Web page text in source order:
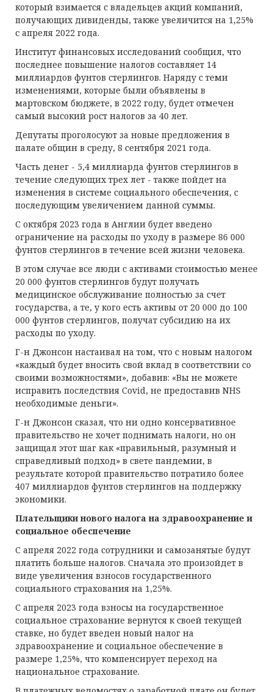
который взимается с владельцев акций компаний,
получающих дивиденды, также увеличится на 1,25%
с апреля 2022 года.
Институт финансовых исследований сообщил, что
последнее повышение налогов составляет 14
миллиардов фунтов стерлингов. Наряду с теми
изменениями, которые были объявлены в
мартовском бюджете, в 2022 году, будет отмечен
самый высокий рост налогов за 40 лет.
Депутаты проголосуют за новые предложения в
палате общин в среду, 8 сентября 2021 года.
Часть денег - 5,4 миллиарда фунтов стерлингов в
течение следующих трех лет - также пойдет на
изменения в системе социального обеспечения, с
последующим увеличением данной суммы.
С октября 2023 года в Англии будет введено
ограничение на расходы по уходу в размере 86 000
фунтов стерлингов в течение всей жизни человека.
В этом случае все люди с активами стоимостью менее
20 000 фунтов стерлингов будут получать
медицинское обслуживание полностью за счет
государства, а те, у кого есть активы от 20 000 до 100
000 фунтов стерлингов, получат субсидию на их
расходы по уходу.
Г-н Джонсон настаивал на том, что с новым налогом
«каждый будет вносить свой вклад в соответствии со
своими возможностями», добавив: «Вы не можете
исправить последствия Covid, не предоставив NHS
необходимые деньги».
Г-н Джонсон сказал, что ни одно консервативное
правительство не хочет поднимать налоги, но он
защищал этот шаг как «правильный, разумный и
справедливый подход» в свете пандемии, в
результате которой правительство потратило более
407 миллиардов фунтов стерлингов на поддержку
экономики.
Плательщики нового налога на здравоохранение и
социальное обеспечение
С апреля 2022 года сотрудники и самозанятые будут
платить больше налогов. Сначала это произойдет в
виде увеличения взносов государственного
социального страхования на 1,25%.
С апреля 2023 года взносы на государственное
социальное страхование вернутся к своей текущей
ставке, но будет введен новый налог на
здравоохранение и социальное обеспечение в
размере 1,25%, что компенсирует переход на
национальное страхование.